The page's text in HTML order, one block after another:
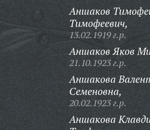
Аншаков
Тимофеевич,
13.02.1919 г.р.
Аншаков Яков
21.10.1923 г.р.
Аншакова
Семеновна,
20.02.1923 г.р.
Аншакова